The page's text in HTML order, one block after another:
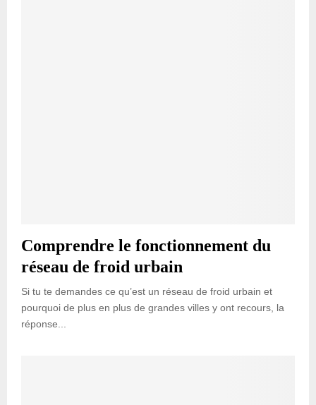
Comprendre le fonctionnement du
réseau de froid urbain
Si tu te demandes ce qu’est un réseau de froid urbain et
pourquoi de plus en plus de grandes villes y ont recours, la
réponse...